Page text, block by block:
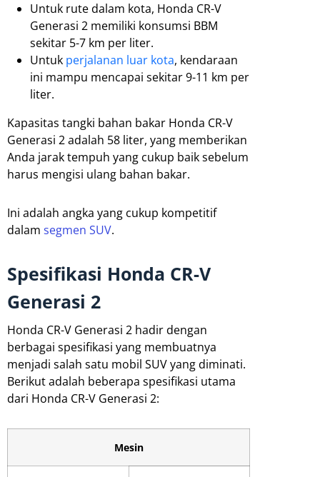
Untuk rute dalam kota, Honda CR-V
Generasi 2 memiliki konsumsi BBM
sekitar 5-7 km per liter.
Untuk perjalanan luar kota, kendaraan
ini mampu mencapai sekitar 9-11 km per
liter.
Kapasitas tangki bahan bakar Honda CR-V
Generasi 2 adalah 58 liter, yang memberikan
Anda jarak tempuh yang cukup baik sebelum
harus mengisi ulang bahan bakar.
Ini adalah angka yang cukup kompetitif
dalam segmen SUV.
Spesifikasi Honda CR-V
Generasi 2
Honda CR-V Generasi 2 hadir dengan
berbagai spesifikasi yang membuatnya
menjadi salah satu mobil SUV yang diminati.
Berikut adalah beberapa spesifikasi utama
dari Honda CR-V Generasi 2:
Mesin